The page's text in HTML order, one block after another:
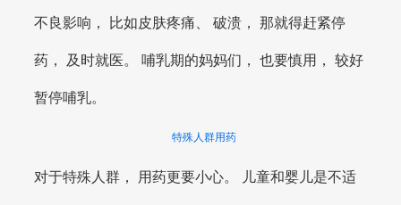
不良影响， 比如皮肤疼痛、 破溃， 那就得赶紧停
药， 及时就医。 哺乳期的妈妈们， 也要慎用， 较好
暂停哺乳。
特殊人群用药
对于特殊人群， 用药更要小心。 儿童和婴儿是不适